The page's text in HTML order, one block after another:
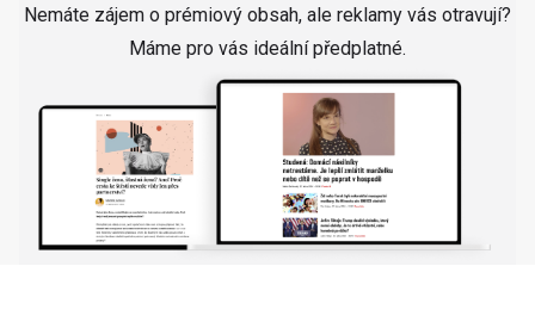
Nemáte zájem o prémiový obsah, ale reklamy vás otravují?
Máme pro vás ideální předplatné.